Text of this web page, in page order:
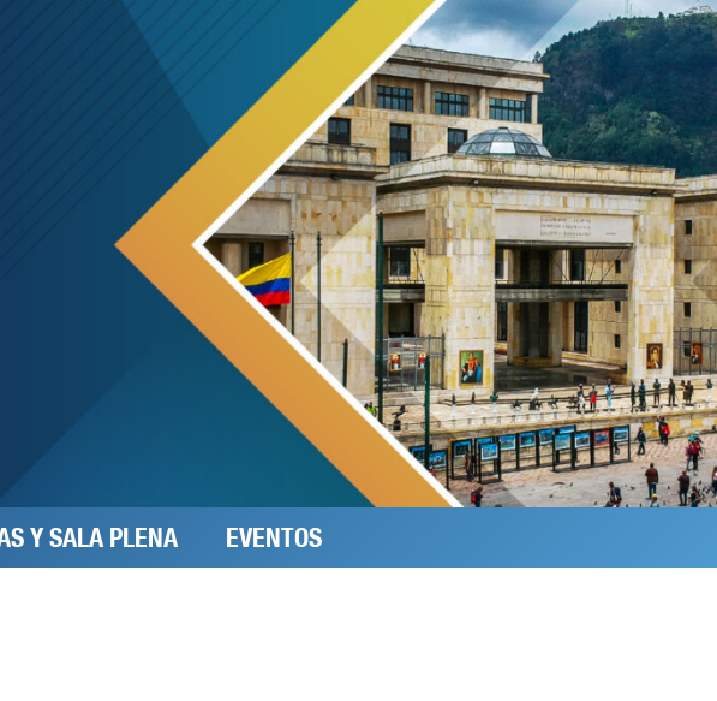
Y SALA PLENA EVENTOS